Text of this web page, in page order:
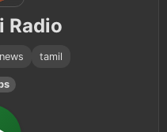
Radio
news tamil